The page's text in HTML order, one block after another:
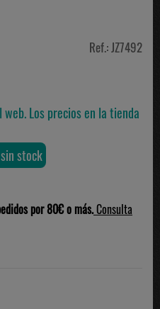
Ref.: JZ7492
Los precios en la tienda
stock
por 80€ o más.Consulta